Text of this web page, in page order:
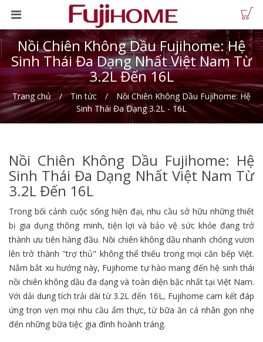
Nồi Chiên Không Dầu Fujihome: Hệ
Sinh Thái Đa Dạng Nhất Việt Nam Từ
3.2L Đến 16L
Trang chủ Tin tức
Nồi Chiên Không Dầu Fujihome: Hệ
Sinh Thái Đa Dạng 3.2L - 16L
Nồi Chiên Không Dầu Fujihome: Hệ
Sinh Thái Đa Dạng Nhất Việt Nam Từ
3.2L Đến 16L
Trong bối cảnh cuộc sống hiện đại, nhu cầu sở hữu những thiết
bị gia dụng thông minh, tiện lợi và bảo vệ sức khỏe đang trở
thành ưu tiên hàng đầu. Nồi chiên không dầu nhanh chóng vươn
lên trở thành "trợ thủ" không thể thiếu trong mọi căn bếp Việt.
Nắm bắt xu hướng này, Fujihome tự hào mang đến hệ sinh thái
nồi chiên không dầu đa dạng và toàn diện bậc nhất tại Việt Nam.
Với dải dung tích trải dài từ 3.2L đến 16L, Fujihome cam kết đáp
ứng trọn vẹn mọi nhu cầu ẩm thực, từ bữa ăn cá nhân gọn nhẹ
đến những bữa tiệc gia đình hoành tráng.